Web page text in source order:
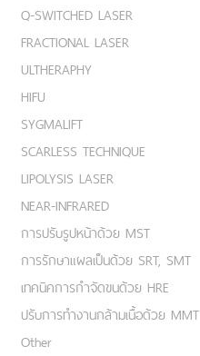
Q-SWITCHED LASER
FRACTIONAL LASER
ULTHERAPHY
HIFU
SYGMALIFT
SCARLESS TECHNIQUE
LIPOLYSIS LASER
NEAR-INFRARED
การปรับรูปหน้าด้วย MST
การรักษาแผลเป็นด้วย SRT, SMT
เทคนิคการกำจัดขนด้วย HRE
ปรับการทำงานกล้ามเนื้อด้วย MMT
Other